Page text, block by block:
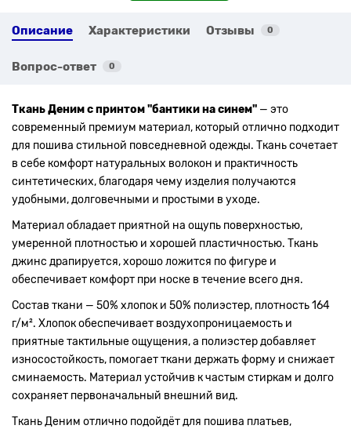
Описание Характеристики Отзывы 0
Вопрос-ответ 0
Ткань Деним с принтом "бантики на синем" — это
современный премиум материал, который отлично подходит
для пошива стильной повседневной одежды. Ткань сочетает
в себе комфорт натуральных волокон и практичность
синтетических, благодаря чему изделия получаются
удобными, долговечными и простыми в уходе.
Материал обладает приятной на ощупь поверхностью,
умеренной плотностью и хорошей пластичностью. Ткань
джинс драпируется, хорошо ложится по фигуре и
обеспечивает комфорт при носке в течение всего дня.
Состав ткани — 50% хлопок и 50% полиэстер, плотность 164
г/м². Хлопок обеспечивает воздухопроницаемость и
приятные тактильные ощущения, а полиэстер добавляет
износостойкость, помогает ткани держать форму и снижает
сминаемость. Материал устойчив к частым стиркам и долго
сохраняет первоначальный внешний вид.
Ткань Деним отлично подойдёт для пошива платьев,